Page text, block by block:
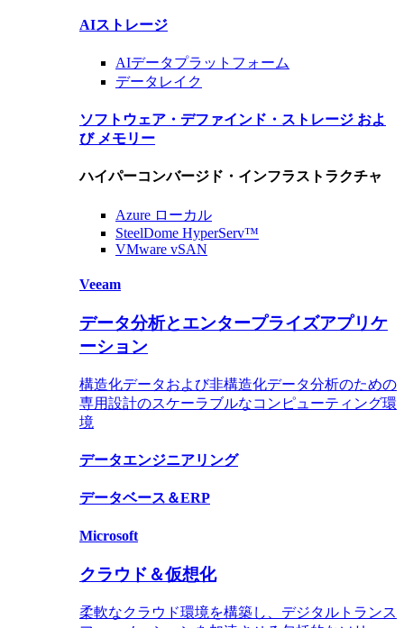
AIストレージ
AIデータプラットフォーム
データレイク
ソフトウェア・デファインド・ストレージ およ
び メモリー
ハイパーコンバージド・インフラストラクチャ
Azure ローカル
SteelDome HyperServ™
VMware vSAN
Veeam
データ分析とエンタープライズアプリケ
ーション
構造化データおよび非構造化データ分析のための
専用設計のスケーラブルなコンピューティング環
境
データエンジニアリング
データベース＆ERP
Microsoft
クラウド＆仮想化
柔軟なクラウド環境を構築し、デジタルトランス